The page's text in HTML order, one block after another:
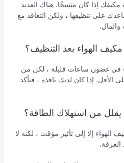
إذا كان متسخًا. هناك العديد
على تنظيفها ، ولكن التعاقد مع
الهواء بعد التنظيف؟
في غضون ساعات قليلة ، لكن من
لمدة 12 ساعة على الأقل. إذا كان لديك نافذة ، فتأكد
من استهلاك الطاقة؟
إلا إلى تأثير مؤقت ، لكنه لا
الغرفة.